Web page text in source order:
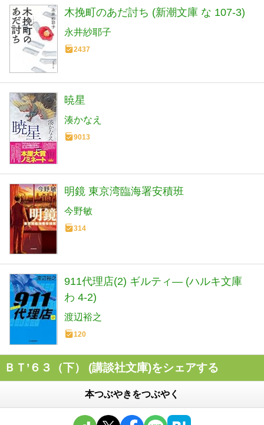
木挽町のあだ討ち (新潮文庫 な 107-3)
永井紗耶子
2437
暁星
湊かなえ
9013
明鏡 東京湾臨海署安積班
今野敏
314
911代理店(2) ギルティ― (ハルキ文庫
わ 4-2)
渡辺裕之
120
ＢＴ’６３（下） (講談社文庫)をシェアする
本つぶやきをつぶやく